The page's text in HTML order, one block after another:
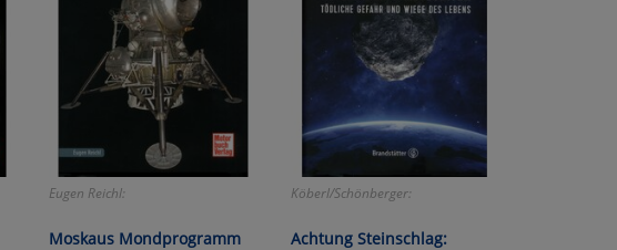
Eugen Reichl:
Moskaus Mondprogramm
Köberl/Schönberger:
Achtung Steinschlag: